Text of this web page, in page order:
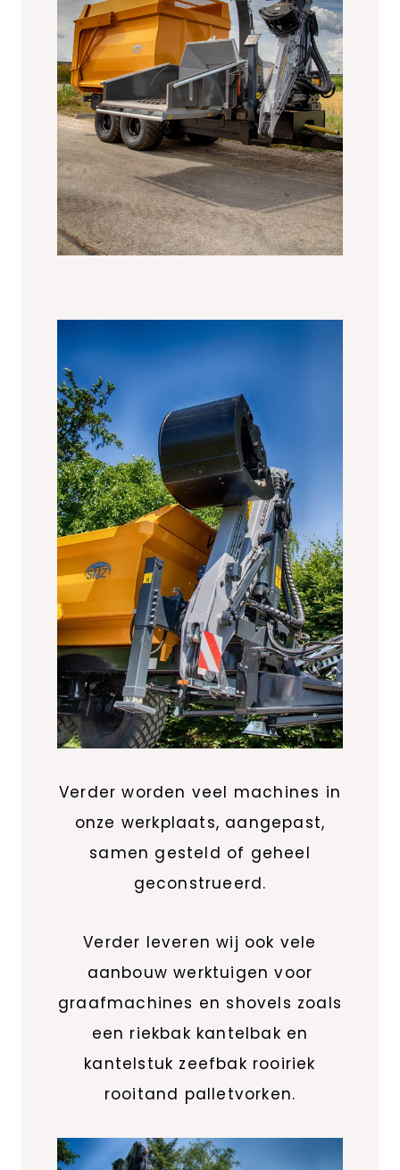
Verder worden veel machines in
onze werkplaats, aangepast,
samen gesteld of geheel
geconstrueerd.
Verder leveren wij ook vele
aanbouw werktuigen voor
graafmachines en shovels zoals
een riekbak kantelbak en
kantelstuk zeefbak rooiriek
rooitand palletvorken.